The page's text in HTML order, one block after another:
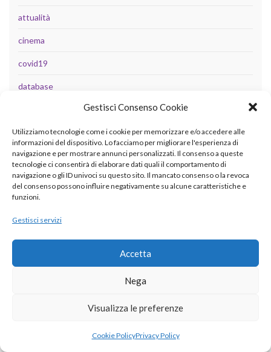
Gestisci Consenso Cookie
Utilizziamo tecnologie come i cookie per memorizzare e/o accedere alle
informazioni del dispositivo. Lo facciamo per migliorare l'esperienza di
navigazione e per mostrare annunci personalizzati. Il consenso a queste
tecnologie ci consentirà di elaborare dati quali il comportamento di
navigazione o gli ID univoci su questo sito. Il mancato consenso o la revoca
del consenso possono influire negativamente su alcune caratteristiche e
funzioni.
Gestisci servizi
Accetta
Nega
Visualizza le preferenze
Cookie PolicyPrivacy Policy
attualità
cinema
covid19
database
didattica
fisica
GIS
grafica
informatica
LLM